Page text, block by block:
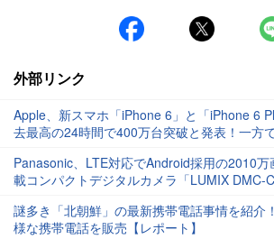
外部リンク
Apple、新スマホ「iPhone 6」と「iPhone 6
去最高の24時間で400万台突破と発表！一方
Panasonic、LTE対応でAndroid採用の2010
載コンパクトデジタルカメラ「LUMIX DMC-
謎多き「北朝鮮」の最新携帯電話事情を紹介
様な携帯電話を販売【レポート】